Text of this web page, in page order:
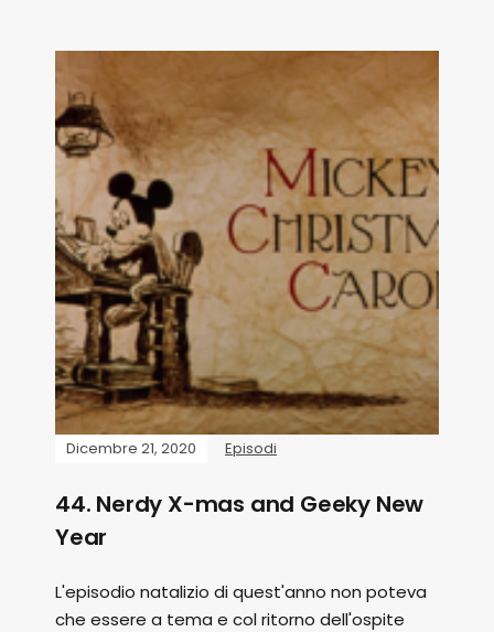
Dicembre 21, 2020 Episodi
44. Nerdy X-mas and Geeky New
Year
L'episodio natalizio di quest'anno non poteva
che essere a tema e col ritorno dell'ospite